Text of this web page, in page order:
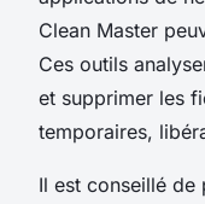
Clean Master
Ces outils
et supprimer les
temporaires,
Il est conseillé de